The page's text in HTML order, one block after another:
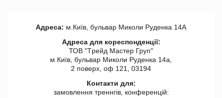
Адреса: м.Київ, бульвар Миколи Руденка 14А
Адреса для кореспонденції:
ТОВ "Tрейд Мастер Груп"
м.Київ, бульвар Миколи Руденка 14а,
2 поверх, оф 121, 03194
Контакти для:
замовлення треннгів, конференцій: